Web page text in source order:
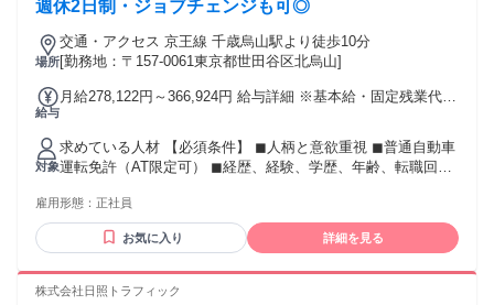
週休2日制・ジョブチェンジも可◎
場所
交通・アクセス 京王線 千歳烏山駅より徒歩10分
[勤務地：〒157-0061東京都世田谷区北烏山]
給与
月給278,122円～366,924円 給与詳細 ※基本給・固定残業代の
あり 1ヶ月あたり4万8397円 〜 4万8397円（固定残業時間：1
ヶ月あたり27時間） 固定残業時間を超えた勤務時間について
は別途残業代を支給する 【一律手当】 全員に一律で支払われ
る通勤・皆勤・家族手当金額：なし 全員に一律で支払われる
収：316,924円（278,122円【基本給229,725円＋固定残業27時
間分】＋超過残業22時間分）～ ※固定残業（27時間分）を超
える残業代は、別途1分単位で支払い 【給与備考】 ＜初年度
の月収モデル＞ ■Aさん 扶養家族なし 月収：316,924円
対象
求めている人材 【必須条件】 ◼︎人柄と意欲重視 ◼︎普通自動車
運転免許（AT限定可） ◼︎経歴、経験、学歴、年齢、転職回数
将来は営業・企画・独立も視野にキャリアを積みたい第二新
卒・若手の方 ◾️“運転＋α”のスキルを身につけたい方 ◾️運動部
出身で人より動ける！ ◾️体を動かすのが好き！ ◾️健康に気を使
経験・スキル】 ペットショップや飲食店、販売職など、 異業
雇用形態： 正社員
お気に入り 詳細を見る
株式会社日照トラフィック